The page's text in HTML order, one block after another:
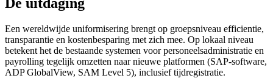
Een wereldwijde uniformisering brengt op groepsniveau efficientie,
transparantie en kostenbesparing met zich mee. Op lokaal niveau
betekent het de bestaande systemen voor personeelsadministratie en
payrolling tegelijk omzetten naar nieuwe platformen (SAP-software,
ADP GlobalView, SAM Level 5), inclusief tijdregistratie.